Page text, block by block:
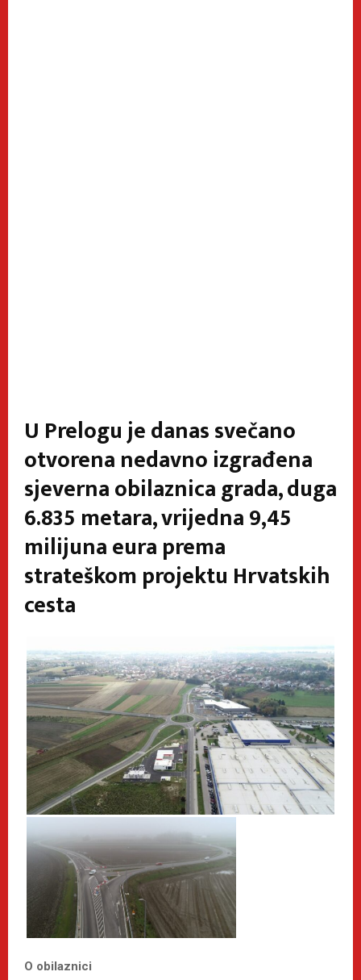
U Prelogu je danas svečano
otvorena nedavno izgrađena
sjeverna obilaznica grada, duga
6.835 metara, vrijedna 9,45
milijuna eura prema
strateškom projektu Hrvatskih
cesta
O obilaznici